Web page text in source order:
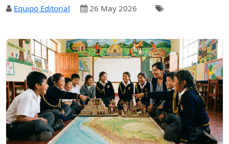
Equipo Editorial 26 May 2026